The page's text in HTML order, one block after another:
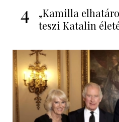
4
„Kamilla
teszi Katalin